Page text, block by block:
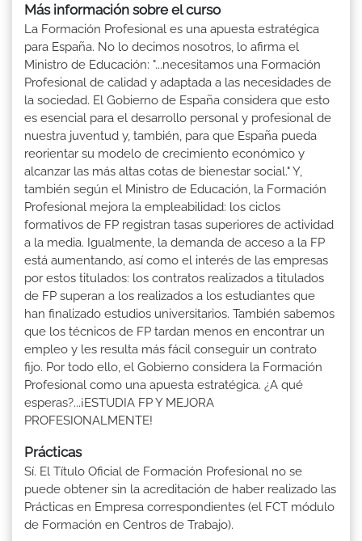
Más información sobre el curso
La Formación Profesional es una apuesta estratégica
para España. No lo decimos nosotros, lo afirma el
Ministro de Educación: "...necesitamos una Formación
Profesional de calidad y adaptada a las necesidades de
la sociedad. El Gobierno de España considera que esto
es esencial para el desarrollo personal y profesional de
nuestra juventud y, también, para que España pueda
reorientar su modelo de crecimiento económico y
alcanzar las más altas cotas de bienestar social." Y,
también según el Ministro de Educación, la Formación
Profesional mejora la empleabilidad: los ciclos
formativos de FP registran tasas superiores de actividad
a la media. Igualmente, la demanda de acceso a la FP
está aumentando, así como el interés de las empresas
por estos titulados: los contratos realizados a titulados
de FP superan a los realizados a los estudiantes que
han finalizado estudios universitarios. También sabemos
que los técnicos de FP tardan menos en encontrar un
empleo y les resulta más fácil conseguir un contrato
fijo. Por todo ello, el Gobierno considera la Formación
Profesional como una apuesta estratégica. ¿A qué
esperas?...¡ESTUDIA FP Y MEJORA
PROFESIONALMENTE!
Prácticas
Sí. El Título Oficial de Formación Profesional no se
puede obtener sin la acreditación de haber realizado las
Prácticas en Empresa correspondientes (el FCT módulo
de Formación en Centros de Trabajo).